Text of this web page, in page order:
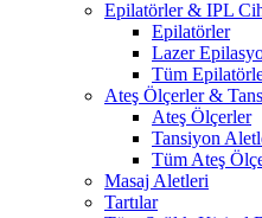
Epilatörler & IPL
Epilatörler
Lazer
Tüm
Ateş Ölçerler &
Ateş Ölçerler
Tansiyon
Tüm Ateş
Masaj Aletleri
Tartılar